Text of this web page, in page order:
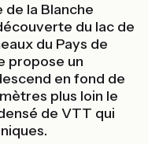
de la Blanche
du lac de
du Pays de
propose un
en fond de
plus loin le
de VTT qui